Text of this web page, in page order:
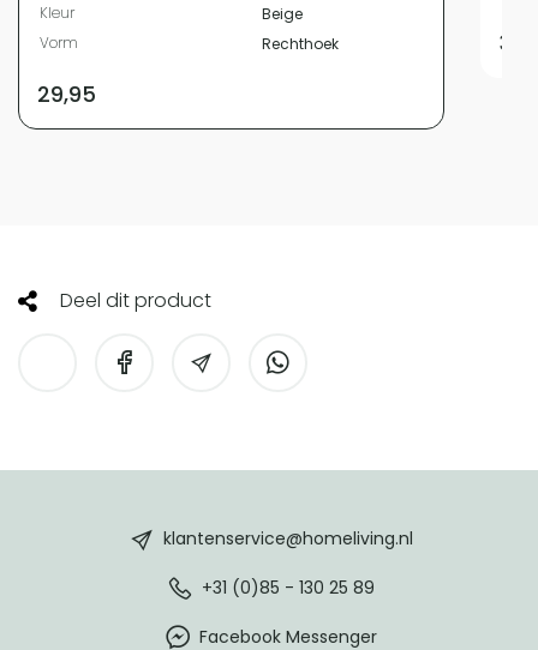
Kleur
Beige
Vorm
Rechthoek
29,95
Deel dit product
klantenservice@homeliving.nl
+31 (0)85 - 130 25 89
Facebook Messenger